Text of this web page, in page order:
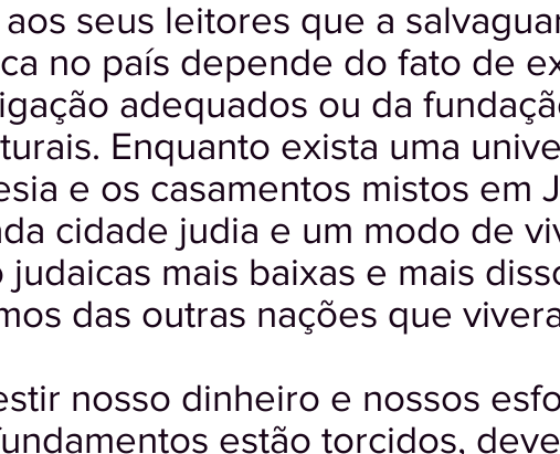
seus leitores que a
no país depende do fato de
adequados ou da
Enquanto exista uma
e os casamentos mistos em
cidade judia e um modo de
judaicas mais baixas e mais
das outras nações que
nosso dinheiro e nossos
estão torcidos,